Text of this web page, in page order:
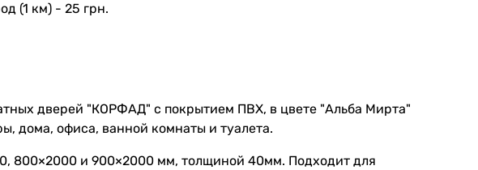
(1 км) -25 грн.
дверей "КОРФАД" с покрытием ПВХ, в цвете "Альба Мирта"
дома, офиса, ванной комнаты и туалета.
800×2000 и 900×2000 мм, толщиной 40мм. Подходит для